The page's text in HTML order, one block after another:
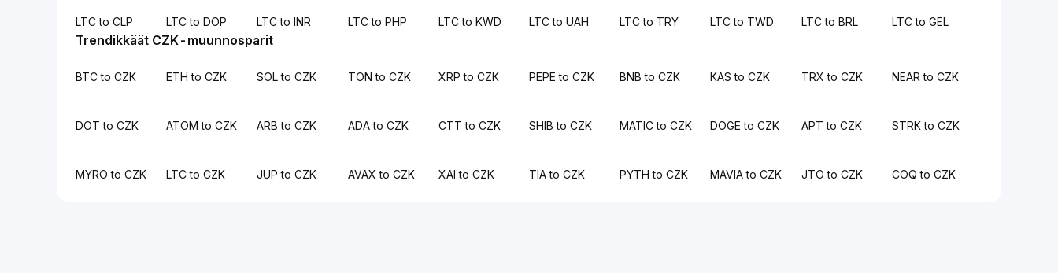
LTC to CLP LTC to DOP LTC to INR LTC to PHP LTC to KWD LTC to UAH LTC to TRY LTC to TWD LTC to BRL LTC to GEL
Trendikkäät CZK-muunnosparit
BTC to CZK ETH to CZK SOL to CZK TON to CZK XRP to CZK PEPE to CZK BNB to CZK KAS to CZK TRX to CZK NEAR to CZK
DOT to CZK ATOM to CZK ARB to CZK ADA to CZK CTT to CZK SHIB to CZK MATIC to CZK DOGE to CZK APT to CZK STRK to CZK
MYRO to CZK LTC to CZK JUP to CZK AVAX to CZK XAI to CZK TIA to CZK PYTH to CZK MAVIA to CZK JTO to CZK COQ to CZK